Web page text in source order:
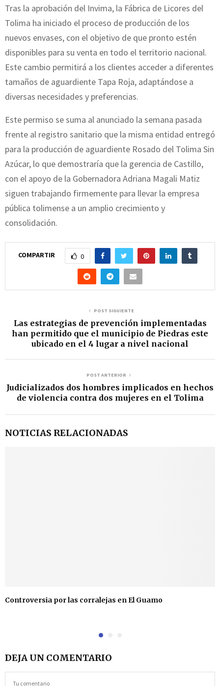
Tras la aprobación del Invima, la Fábrica de Licores del
Tolima ha iniciado el proceso de producción de los
nuevos envases, con el objetivo de que pronto estén
disponibles para su venta en todo el territorio nacional.
Este cambio permitirá a los clientes acceder a diferentes
tamaños de aguardiente Tapa Roja, adaptándose a
diversas necesidades y preferencias.
Este permiso se suma al anunciado la semana pasada
frente al registro sanitario que la misma entidad entregó
para la producción de aguardiente Rosado del Tolima Sin
Azúcar, lo que demostraría que la gerencia de Castillo,
con el apoyo de la Gobernadora Adriana Magali Matiz
siguen trabajando firmemente para llevar la empresa
pública tolimense a un amplio crecimiento y
consolidación.
COMPARTIR 0
POST SIGUIENTE
Las estrategias de prevención implementadas
han permitido que el municipio de Piedras este
ubicado en el 4 lugar a nivel nacional
POST ANTERIOR
Judicializados dos hombres implicados en hechos
de violencia contra dos mujeres en el Tolima
NOTICIAS RELACIONADAS
Controversia por las corralejas en El Guamo
DEJA UN COMENTARIO